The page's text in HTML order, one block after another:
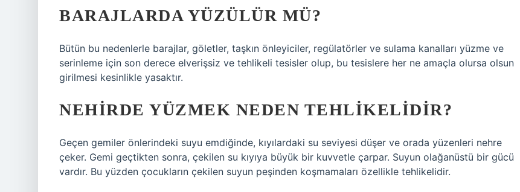
BARAJLARDA YÜZÜLÜR MÜ?
Bütün bu nedenlerle barajlar, göletler, taşkın önleyiciler, regülatörler ve sulama kanalları yüzme ve
serinleme için son derece elverişsiz ve tehlikeli tesisler olup, bu tesislere her ne amaçla olursa olsun
girilmesi kesinlikle yasaktır.
NEHIRDE YÜZMEK NEDEN TEHLIKELIDIR?
Geçen gemiler önlerindeki suyu emdiğinde, kıyılardaki su seviyesi düşer ve orada yüzenleri nehre
çeker. Gemi geçtikten sonra, çekilen su kıyıya büyük bir kuvvetle çarpar. Suyun olağanüstü bir gücü
vardır. Bu yüzden çocukların çekilen suyun peşinden koşmamaları özellikle tehlikelidir.